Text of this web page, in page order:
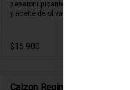
peperoni picante, merkén, orégano
y aceite de oliva.
$15.900
Calzon Regina